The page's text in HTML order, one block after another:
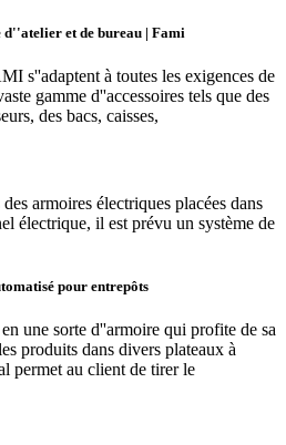
et de bureau | Fami
s''adaptent à toutes les exigences de
gamme d''accessoires tels que des
des bacs, caisses,
armoires électriques placées dans
électrique, il est prévu un système de
pour entrepôts
une sorte d''armoire qui profite de sa
produits dans divers plateaux à
permet au client de tirer le